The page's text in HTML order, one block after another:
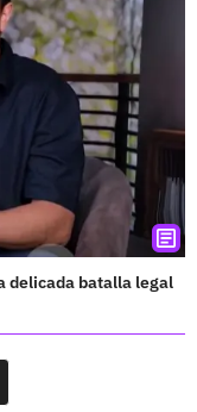
delicada batalla legal